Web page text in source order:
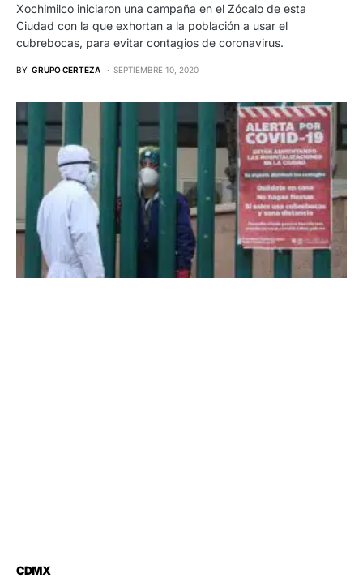
Xochimilco iniciaron una campaña en el Zócalo de esta
Ciudad con la que exhortan a la población a usar el
cubrebocas, para evitar contagios de coronavirus.
BY GRUPO CERTEZA SEPTIEMBRE 10, 2020
CDMX